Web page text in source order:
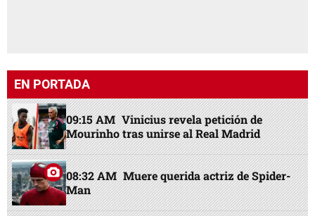
EN PORTADA
09:15 AM Vinicius revela petición de
Mourinho tras unirse al Real Madrid
08:32 AM Muere querida actriz de Spider-
Man